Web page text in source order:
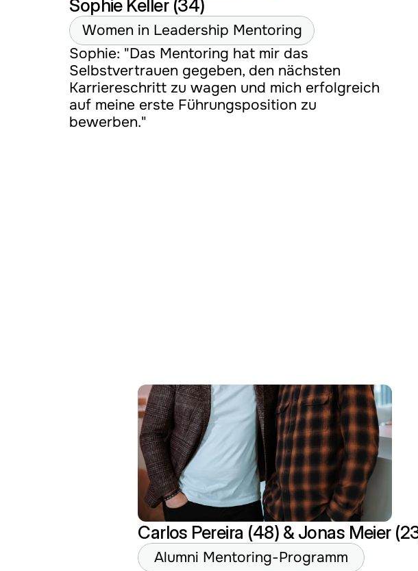
Sophie Keller (34)
Women in Leadership Mentoring
Sophie: "Das Mentoring hat mir das
Selbstvertrauen gegeben, den nächsten
Karriereschritt zu wagen und mich erfolgreich
auf meine erste Führungsposition zu
bewerben."
Carlos Pereira (48) & Jonas Meier
Alumni Mentoring-Programm